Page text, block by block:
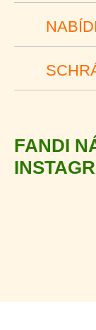
FANDI